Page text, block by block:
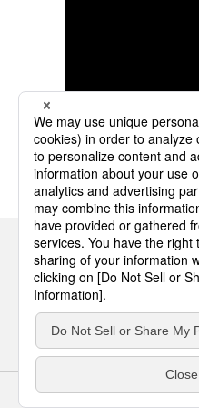
サイトのご利用にあたって